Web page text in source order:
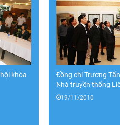
khóa
Đồng chí Trương
Nhà truyền thống
19/11/2010